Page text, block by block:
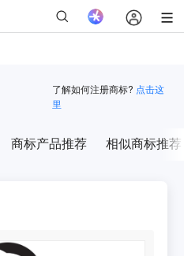
了解如何注册商标? 点击这
里
商标产品推荐 相似商标推荐